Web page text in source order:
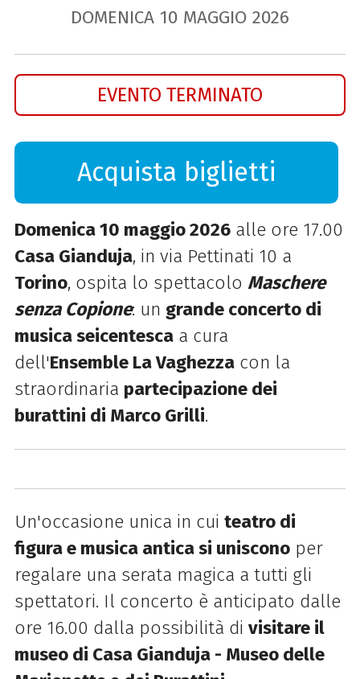
DOMENICA 10 MAGGIO 2026
EVENTO TERMINATO
Acquista biglietti
Domenica 10 maggio 2026alle ore 17.00
Casa Gianduja, in via Pettinati 10 a
Torino, ospita lo spettacolo Maschere
senza Copione: un grande concerto di
musica seicentescaa cura
dell'Ensemble La Vaghezzacon la
straordinaria partecipazione dei
burattini di Marco Grilli.
Un'occasione unica in cui teatro di
figura e musica antica si unisconoper
regalare una serata magica a tutti gli
spettatori. Il concerto è anticipato dalle
ore 16.00 dalla possibilità di visitare il
museo di Casa Gianduja - Museo delle